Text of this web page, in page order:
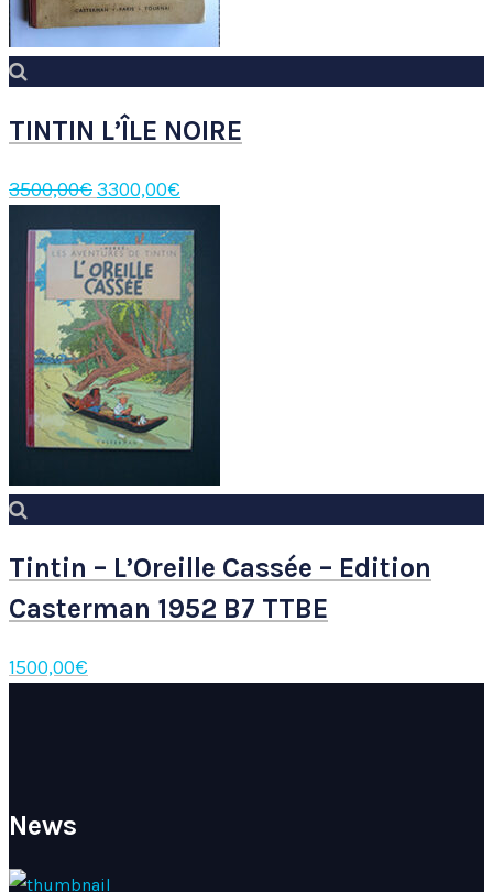
TINTIN L’ÎLE NOIRE
3500,00€Le
initial
était :
3500,00€.
3300,00€
actuel
est :
3300,00€.
Tintin – L’Oreille Cassée – Edition
Casterman 1952 B7 TTBE
1500,00€
News